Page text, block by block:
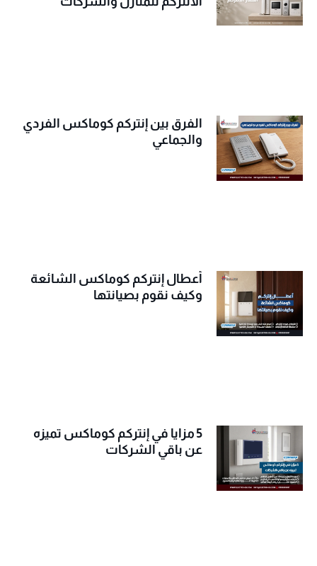
الفرق بين إنتركم كوماكس الفردي
والجماعي
أعطال إنتركم كوماكس الشائعة
وكيف نقوم بصيانتها
5 مزايا في إنتركم كوماكس تميزه
عن باقي الشركات